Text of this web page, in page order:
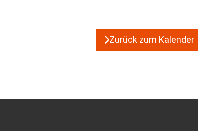
Zurück zum Kalender